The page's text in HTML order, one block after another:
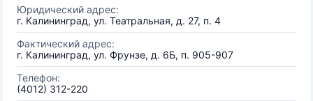
Юридический адрес:
г. Калининград, ул. Театральная, д. 27, п. 4
Фактический адрес:
г. Калининград, ул. Фрунзе, д. 6Б, п. 905-907
Телефон:
(4012) 312-220